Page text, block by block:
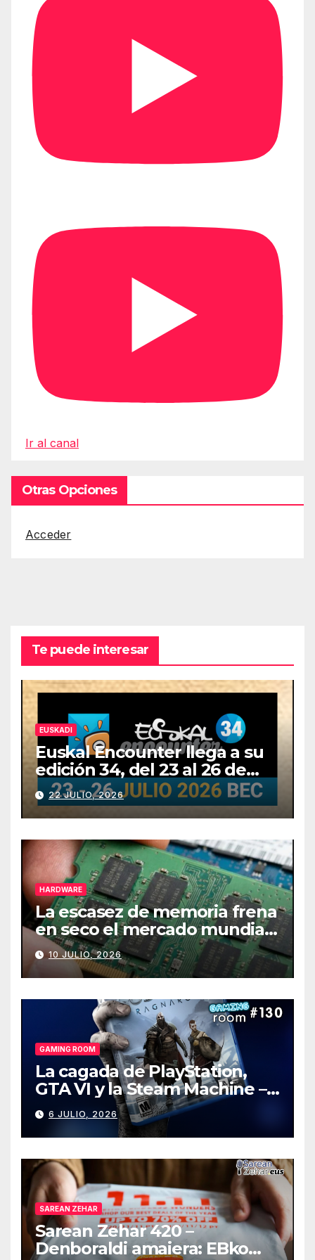
Ir al canal
Otras Opciones
Acceder
Te puede interesar
EUSKADI
Euskal Encounter llega a su
edición 34, del 23 al 26 de
julio
22 JULIO, 2026
HARDWARE
La escasez de memoria frena
en seco el mercado mundial
de PCs
10 JULIO, 2026
GAMING ROOM
La cagada de PlayStation,
GTA VI y la Steam Machine –
Gaming Room #130
6 JULIO, 2026
SAREAN ZEHAR
Sarean Zehar 420 –
Denboraldi amaiera: EBko